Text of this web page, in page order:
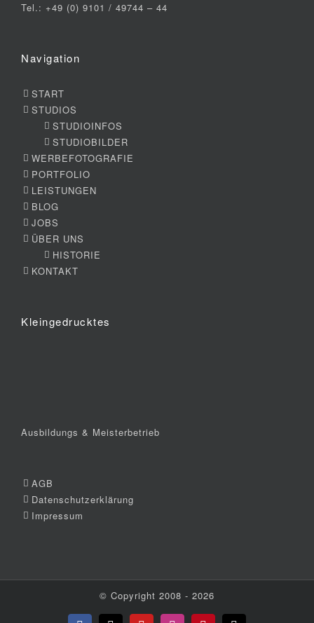
Tel.: +49 (0) 9101 / 49744 – 44
Navigation
START
STUDIOS
STUDIOINFOS
STUDIOBILDER
WERBEFOTOGRAFIE
PORTFOLIO
LEISTUNGEN
BLOG
JOBS
ÜBER UNS
HISTORIE
KONTAKT
Kleingedrucktes
Ausbildungs & Meisterbetrieb
AGB
Datenschutzerklärung
Impressum
© Copyright 2008 - 2026